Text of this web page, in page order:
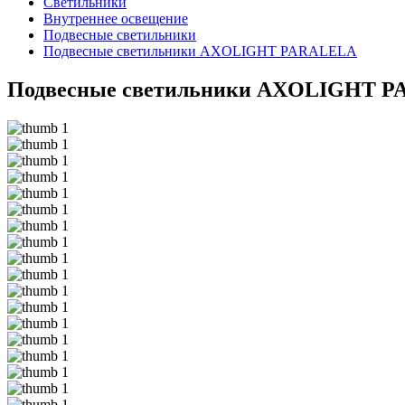
Внутреннее освещение
Подвесные светильники
Подвесные светильники AXOLIGHT PARALELA
Подвесные светильники AXOLIGHT